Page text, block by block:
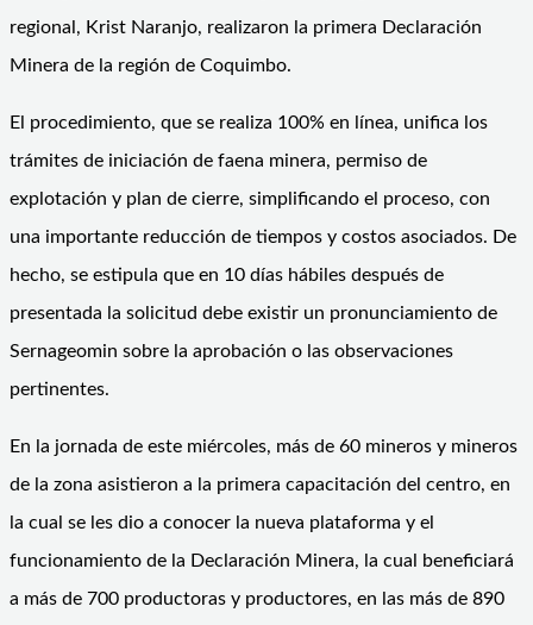
regional, Krist Naranjo, realizaron la primera Declaración
Minera de la región de Coquimbo.
El procedimiento, que se realiza 100% en línea, unifica los
trámites de iniciación de faena minera, permiso de
explotación y plan de cierre, simplificando el proceso, con
una importante reducción de tiempos y costos asociados. De
hecho, se estipula que en 10 días hábiles después de
presentada la solicitud debe existir un pronunciamiento de
Sernageomin sobre la aprobación o las observaciones
pertinentes.
En la jornada de este miércoles, más de 60 mineros y mineros
de la zona asistieron a la primera capacitación del centro, en
la cual se les dio a conocer la nueva plataforma y el
funcionamiento de la Declaración Minera, la cual beneficiará
a más de 700 productoras y productores, en las más de 890